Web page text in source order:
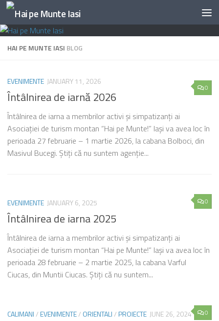
Skip to content
HAI PE MUNTE IASI BLOG
0
EVENIMENTE JANUARY 11, 2026
Întâlnirea de iarnă 2026
Întâlnirea de iarna a membrilor activi și simpatizanți ai
Asociației de turism montan “Hai pe Munte!” Iași va avea loc în
perioada 27 februarie – 1 martie 2026, la cabana Bolboci, din
Masivul Bucegi. Știți că nu suntem agenție...
0
EVENIMENTE JANUARY 6, 2025
Întâlnirea de iarna 2025
Întâlnirea de iarna a membrilor activi și simpatizanți ai
Asociației de turism montan “Hai pe Munte!” Iași va avea loc în
perioada 28 februarie – 2 martie 2025, la cabana Varful
Ciucas, din Muntii Ciucas. Știți că nu suntem...
0
CALIMANI/EVENIMENTE/ ORIENTALI/PROIECTE JUNE 26, 2024